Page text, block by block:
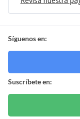
Síguenos en:
Suscríbete en: